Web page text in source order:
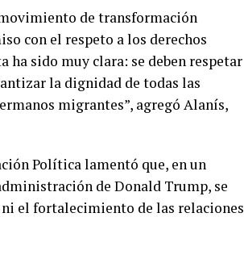
de transformación
con el respeto a los derechos
ha sido muy clara: se deben respetar
la dignidad de todas las
migrantes”, agregó Alanís,
Política lamentó que, en un
de Donald Trump, se
el fortalecimiento de las relaciones